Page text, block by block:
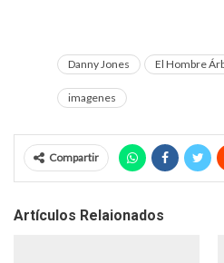
Danny Jones El Hombre
imagenes
Compartir
Artículos Relaionados